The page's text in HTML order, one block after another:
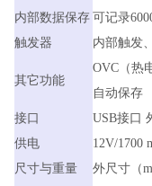
内部数据保存 可记录
触发器
内部触发
其它功能
OVC（热
自动保存
接口
USB接口
供电
12V/1700
尺寸与重量
外尺寸（